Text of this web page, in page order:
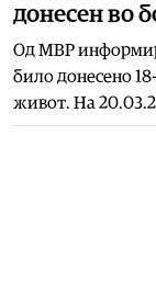
донесен во
Од МВР
било донесено
живот. На